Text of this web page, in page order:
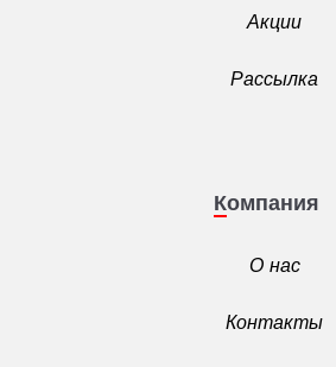
Акции
Рассылка
Компания
О нас
Контакты